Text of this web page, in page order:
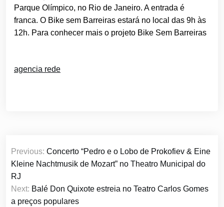
Parque Olímpico, no Rio de Janeiro. A entrada é
franca. O Bike sem Barreiras estará no local das 9h às
12h. Para conhecer mais o projeto Bike Sem Barreiras
agencia rede
Navegação
de
Post
Previous: Concerto “Pedro e o Lobo de Prokofiev & Eine
Kleine Nachtmusik de Mozart” no Theatro Municipal do
RJ
Next: Balé Don Quixote estreia no Teatro Carlos Gomes
a preços populares